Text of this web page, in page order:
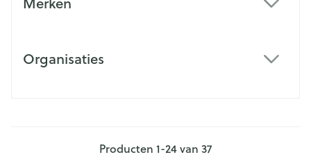
Organisaties
Producten 1-24van 37